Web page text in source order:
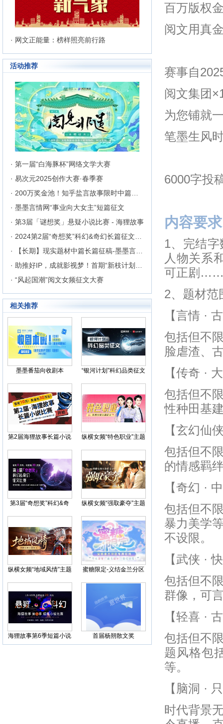
两本新书被成功代理出版，上百部
作品签约影视，过万部作品引入手
机分销渠道，其口碑卓著的良心服
立起极高声望。 历经十二年的风
雨，晋江文学城已经从一个简单的
文学爱好者的集散地快速且稳健地
成长为行业内的翘楚，为1300万
来自不同地区和国家的注册用户突
破地区、种族、语言和国家的障碍
聚集在这里的网络文学同好们构建
起创作交流与沟通的平台。
· 网文正能量：榜样照亮前行路
活动推荐
· 第一届“白海豚杯”网络文学大赛
· 易次元2025创作大赛·春季赛
· 墨墨言情网“事业向大女主”短篇征文
· 第3届「谜想奖」悬疑小说比赛 - 海狸故事
· “风起国潮”阅文女频征文大赛
相关推荐
墨墨番茄向收剧本 “银河计划”科幻品类征文
第2届海狸故事长篇小说
纵横女频“特色职业”主题
第3届“奇想奖”科幻&奇
纵横女频“强取豪夺”主题
纵横女频“地域风情”主题
蜜糖限定-义结金兰分区
海狸故事第6季短篇小说
比赛，科幻悬疑联合征
首届杨朔散文奖
百万版权
阅文用真
赛事自
阅文集团
为您铺就
笔墨生风
6000字投
内容要求
1、完结
人物关系
可正剧
2、题材范
【言情 ·
包括但不
脸虐渣、
【传奇 ·
包括但不
性种田基
【玄幻仙
包括但不
的情感羁
【奇幻 ·
包括但不
暴力美学
不设限。
【武侠 ·
包括但不
群像，可
【轻喜 ·
包括但不
题风格包
等。
【脑洞 ·
时代背景